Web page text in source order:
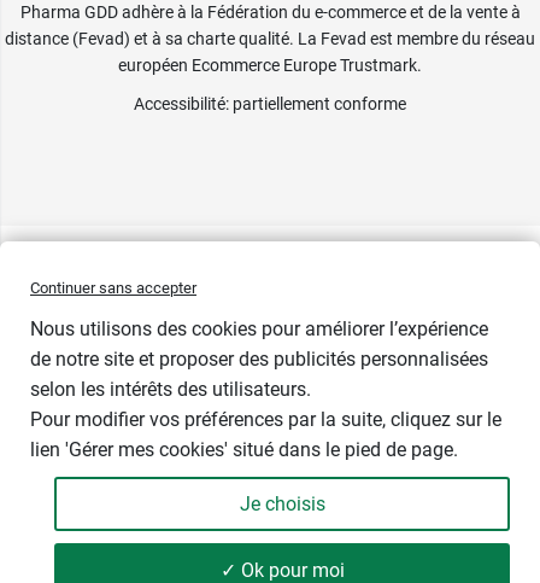
- +
Pharma GDD adhère à la Fédération du e-commerce et de la vente à
distance (Fevad) et à sa charte qualité. La Fevad est membre du réseau
européen Ecommerce Europe Trustmark.
Accessibilité: partiellement conforme
Continuer sans accepter
Nous utilisons des cookies pour améliorer l’expérience
de notre site et proposer des publicités personnalisées
selon les intérêts des utilisateurs.
Pour modifier vos préférences par la suite, cliquez sur le
lien 'Gérer mes cookies' situé dans le pied de page.
Je choisis
✓ Ok pour moi